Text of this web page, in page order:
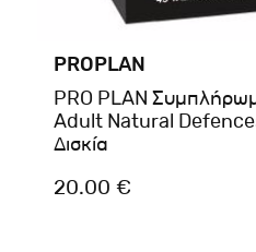
PROPLAN
PRO PLAN
Adult Natural
Δισκία
20.00 €